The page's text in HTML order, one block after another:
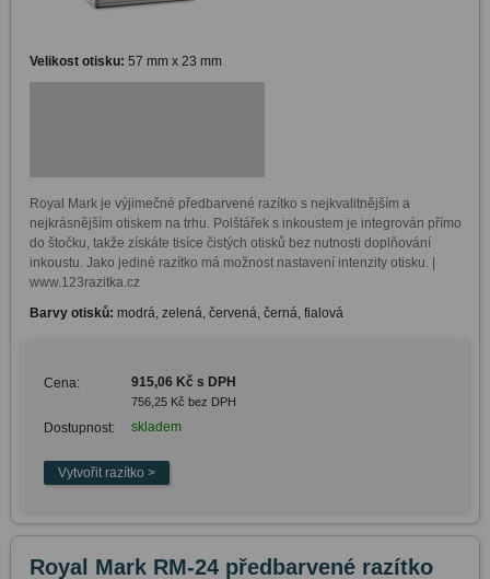
Velikost otisku: 57 mm x 23 mm
Royal Mark je výjimečné předbarvené razítko s nejkvalitnějším a
nejkrásnějším otiskem na trhu. Polštářek s inkoustem je integrován přímo
do štočku, takže získáte tisíce čistých otisků bez nutnosti doplňování
inkoustu. Jako jediné razítko má možnost nastavení intenzity otisku. |
www.123razitka.cz
Barvy otisků: modrá, zelená, červená, černá, fialová
Cena: 915,06 Kč s DPH
756,25 Kč bez DPH
Dostupnost: skladem
Royal Mark RM-24 předbarvené razítko